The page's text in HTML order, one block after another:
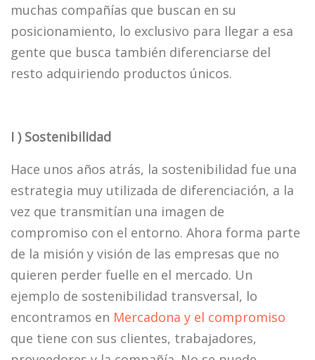
muchas compañías que buscan en su
posicionamiento, lo exclusivo para llegar a esa
gente que busca también diferenciarse del
resto adquiriendo productos únicos.
I ) Sostenibilidad
Hace unos años atrás, la sostenibilidad fue una
estrategia muy utilizada de diferenciación, a la
vez que transmitían una imagen de
compromiso con el entorno. Ahora forma parte
de la misión y visión de las empresas que no
quieren perder fuelle en el mercado. Un
ejemplo de sostenibilidad transversal, lo
encontramos en Mercadona y el compromiso
que tiene con sus clientes, trabajadores,